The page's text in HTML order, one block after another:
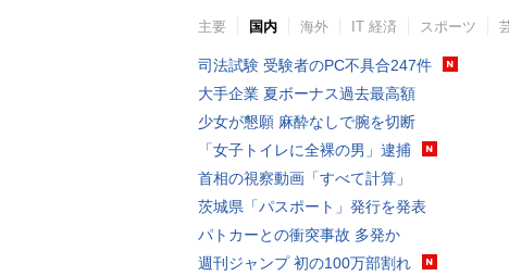
主要 国内 海外 IT 経済 スポーツ
司法試験 受験者のPC不具合247件
大手企業 夏ボーナス過去最高額
少女が懇願 麻酔なしで腕を切断
「女子トイレに全裸の男」逮捕
首相の視察動画「すべて計算」
茨城県「パスポート」発行を発表
パトカーとの衝突事故 多発か
週刊ジャンプ 初の100万部割れ